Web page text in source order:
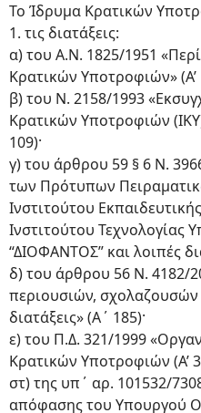
Το Ίδρυμα Κρατικών
1. τις διατάξεις:
α) του Α.Ν. 1825/1951
Κρατικών Υποτροφιών» (Α’
β) του Ν. 2158/1993
Κρατικών Υποτροφιών (ΙΚΥ)
109)·
γ) του άρθρου 59 § 6 Ν.
των Πρότυπων
Ινστιτούτου
Ινστιτούτου Τεχνολογίας
“ΔΙΟΦΑΝΤΟΣ” και λοιπές
δ) του άρθρου 56 Ν. 4182/
περιουσιών,
διατάξεις» (A΄ 185)·
ε) του Π.Δ. 321/1999
Κρατικών Υποτροφιών (Α’
στ) της υπ΄ αρ. 101532/
απόφασης του Υπουργού